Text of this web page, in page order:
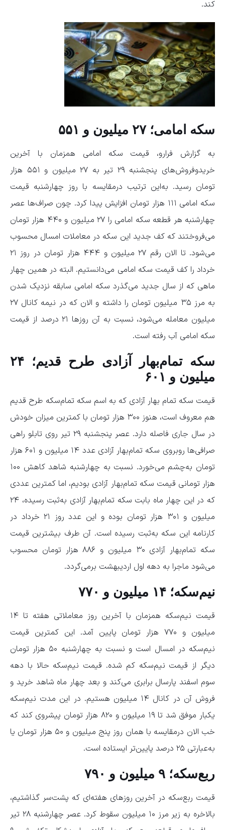
کند.
سکه امامی؛ ۲۷ میلیون و ۵۵۱
به گزارش فرارو، قیمت سکه امامی همزمان با آخرین
خریدوفروش‌های پنجشنبه ۲۹ تیر به ۲۷ میلیون و ۵۵۱ هزار
تومان رسید. به‌این ترتیب درمقایسه با روز چهارشنبه قیمت
سکه امامی ۱۱۱ هزار تومان افزایش پیدا کرد. چون صراف‌ها عصر
چهارشنبه هر قطعه سکه امامی را ۲۷ میلیون و ۴۴۰ هزار تومان
می‌فروختند که کف جدید این سکه در معاملات امسال محسوب
می‌شود. تا الان رقم ۲۷ میلیون و ۴۴۴ هزار تومان در روز ۲۱
خرداد را کف قیمت سکه امامی می‌دانستیم. البته در همین چهار
ماهی که از سال جدید می‌گذرد سکه امامی سابقه نزدیک شدن
به مرز ۳۵ میلیون تومان را داشته و الان که در نیمه کانال ۲۷
میلیون معامله می‌شود، نسبت به آن روز‌ها ۲۱ درصد از قیمت
سکه امامی آب رفته است.
سکه تمام‌بهار آزادی طرح قدیم؛ ۲۴
میلیون و ۶۰۱
قیمت سکه تمام بهار آزادی که به اسم سکه تمام‌سکه طرح قدیم
هم معروف است، هنوز ۳۰۰ هزار تومان با کمترین میزان خودش
در سال جاری فاصله دارد. عصر پنجشنبه ۲۹ تیر روی تابلو راهی
صرافی‌ها روبروی سکه تمام‌بهار آزادی عدد ۱۴ میلیون و ۶۰۱ هزار
تومان به‌چشم می‌خورد. نسبت به چهارشنبه شاهد کاهش ۱۰۰
هزار تومانی قیمت سکه تمام‌بهار آزادی بودیم، اما کمترین عددی
که در این چهار ماه بابت سکه تمام‌بهار آزادی به‌ثبت رسیده، ۲۴
میلیون و ۳۰۱ هزار تومان بوده و این عدد روز ۲۱ خرداد در
کارنامه این سکه به‌ثبت رسیده است. آن طرف بیشترین قیمت
سکه تمام‌بهار آزادی ۳۰ میلیون و ۸۸۶ هزار تومان محسوب
می‌شود ماجرا به دهه اول اردیبهشت برمی‌گردد.
نیم‌سکه؛ ۱۴ میلیون و ۷۷۰
قیمت نیم‌سکه همزمان با آخرین روز معاملاتی هفته تا ۱۴
میلیون و ۷۷۰ هزار تومان پایین آمد. این کمترین قیمت
نیم‌سکه در امسال است و نسبت به چهارشنبه ۵۰ هزار تومان
دیگر از قیمت نیم‌سکه کم شده. قیمت نیم‌سکه حالا با دهه
سوم اسفند پارسال برابری می‌کند و بعد چهار ماه شاهد خرید و
فروش آن در کانال ۱۴ میلیون هستیم. در این مدت نیم‌سکه
یکبار موفق شد تا ۱۹ میلیون و ۸۲۰ هزار تومان پیشروی کند که
خب الان درمقایسه با همان روز پنج میلیون و ۵۰ هزار تومان یا
به‌عبارتی ۲۵ درصد پایین‌تر ایستاده است.
ربع‌سکه؛ ۹ میلیون و ۷۹۰
قیمت ربع‌سکه در آخرین روز‌های هفته‌ای که پشت‌سر گذاشتیم،
بالاخره به زیر مرز ۱۰ میلیون سقوط کرد. عصر چهارشنبه ۲۸ تیر